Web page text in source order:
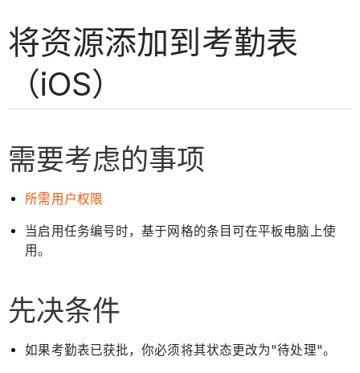
将资源添加到考勤表
（iOS）
需要考虑的事项
所需用户权限
当启用任务编号时，基于网格的条目可在平板电脑上使
用。
先决条件
如果考勤表已获批，你必须将其状态更改为"待处理"。